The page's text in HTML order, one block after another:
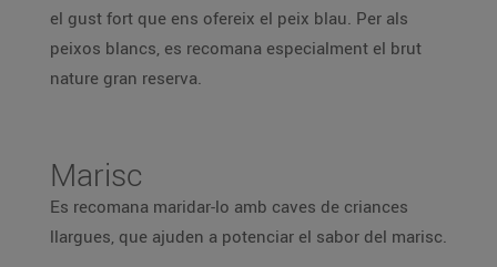
el gust fort que ens ofereix el peix blau. Per als
peixos blancs, es recomana especialment el brut
nature gran reserva.
Marisc
Es recomana maridar-lo amb caves de criances
llargues, que ajuden a potenciar el sabor del marisc.